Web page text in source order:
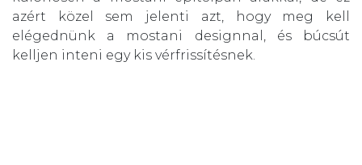
azért közel sem jelenti azt, hogy meg kell
elégednünk a mostani designnal, és búcsút
kelljen inteni egy kis vérfrissítésnek.